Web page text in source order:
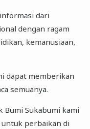
dari
dengan ragam
kemanusiaan,
dapat memberikan
semuanya.
Sukabumi kami
perbaikan di